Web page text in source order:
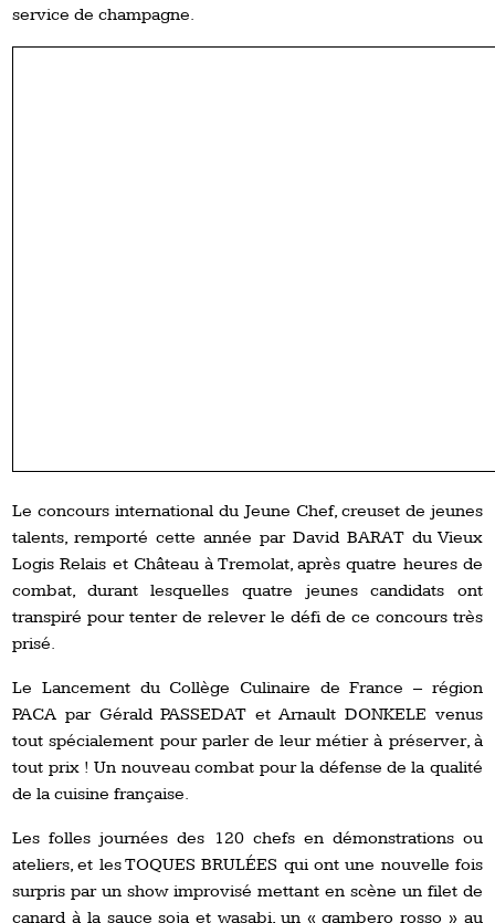
service de champagne.
Le concours international du Jeune Chef, creuset de jeunes
talents, remporté cette année par David BARAT du Vieux
Logis Relais et Château à Tremolat, après quatre heures de
combat, durant lesquelles quatre jeunes candidats ont
transpiré pour tenter de relever le défi de ce concours très
prisé.
Le Lancement du Collège Culinaire de France – région
PACA par Gérald PASSEDAT et Arnault DONKELE venus
tout spécialement pour parler de leur métier à préserver, à
tout prix ! Un nouveau combat pour la défense de la qualité
de la cuisine française.
Les folles journées des 120 chefs en démonstrations ou
ateliers, et les TOQUES BRULÉES qui ont une nouvelle fois
surpris par un show improvisé mettant en scène un filet de
canard à la sauce soja et wasabi, un « gambero rosso » au